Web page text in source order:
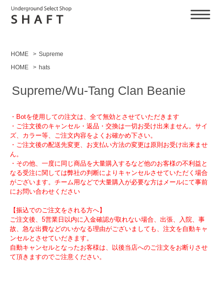
HOME > Supreme
HOME
> hats
Supreme/Wu-Tang Clan Beanie
・Botを使用しての注文は、全て無効とさせていただきます
・ご注文後のキャンセル・返品・交換は一切お受け出来ません。サイ
ズ、カラー等、ご注文内容をよくお確かめ下さい。
・ご注文後の配送先変更、お支払い方法の変更は原則お受け出来ませ
ん。
・その他、一度に同じ商品を大量購入するなど他のお客様の不利益と
なる受注に関しては弊社の判断によりキャンセルさせていただく場合
がございます。チーム用などで大量購入が必要な方はメールにて事前
にお問い合わせください
【振込でのご注文をされる方へ】
ご注文後、5営業日以内に入金確認が取れない場合、出張、入院、事
故、急な出費などのいかなる理由がございましても、注文を自動キャ
ンセルとさせていだきます。
自動キャンセルとなったお客様は、以後当店へのご注文をお断りさせ
て頂きますのでご注意ください。